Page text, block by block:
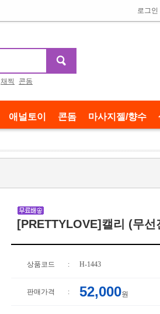
로그인
채찍 콘돔
애널토이 콘돔 마사지젤/향수
[PRETTYLOVE]캘리 (무선
상품코드 : H-1443
판매가격 : 52,000원